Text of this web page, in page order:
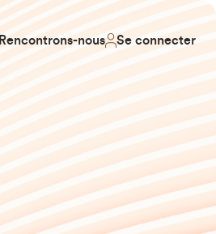
Rencontrons-nous Se connecter